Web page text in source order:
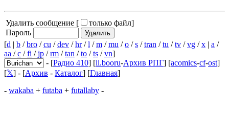
Удалить сообщение [ только файл]
Пароль
[d | b /bro /cu /dev /hr/l /m /mu /o /s /tran /tu /tv /vg /x | a /
aa /c /fi /jp /rm /tan /to /ts /vn]
- [Радио 410] [ii.booru-Архив РПГ] [acomics-cf-ost]
[𝕏] - [Архив - Каталог] [Главная]
- wakaba + futaba + futallaby -